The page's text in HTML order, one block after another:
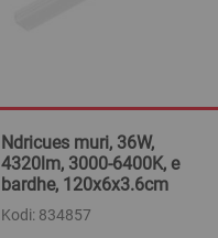
Ndricues muri, 36W,
4320lm, 3000-6400K, e
bardhe, 120x6x3.6cm
Kodi: 834857